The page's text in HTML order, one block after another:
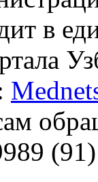
в